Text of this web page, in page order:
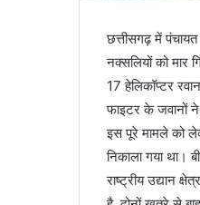
छत्तीसगढ़ में
नक्सलियों को मार
17 हेलिकॉप्टर
फाइटर के जवानों
इस पूरे मामले को
निकाला गया था।
राष्ट्रीय उद्यान